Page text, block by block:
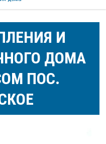
И
ДОМА
ПОС.